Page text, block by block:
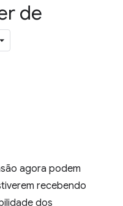
de
agora podem
recebendo
dos